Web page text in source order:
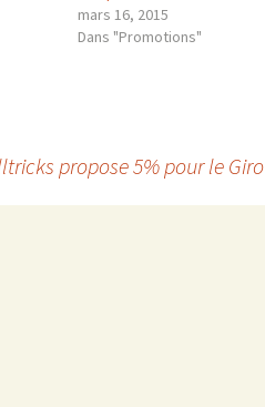
mars 16, 2015
Dans "Promotions"
propose 5% pour le Giro